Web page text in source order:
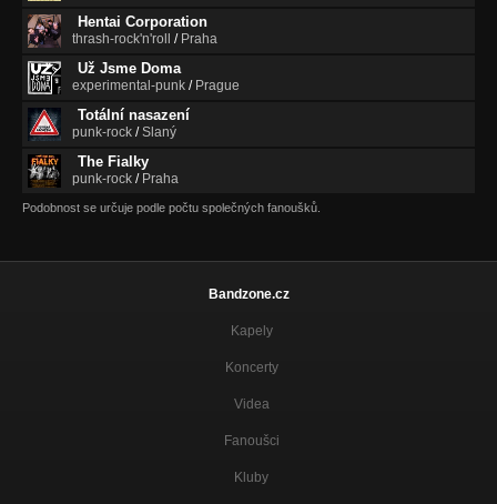
Lucifer - PROMO: 1-2014
Nezařazeno
Být / Nebýt - PROMO: 1-2014
Nezařazeno
Jed a Smrt - 3 s. Promo 2013
Nezařazeno
Svěcená - 3 s. Promo 2013
Hentai Corporation
thrash-rock'n'roll / Praha
Už Jsme Doma
experimental-punk / Prague
Totální nasazení
punk-rock /Slaný
The Fialky
punk-rock / Praha
Podobnost se určuje podle počtu společných fanoušků.
Bandzone.cz
Kapely
Koncerty
Videa
Fanoušci
Kluby